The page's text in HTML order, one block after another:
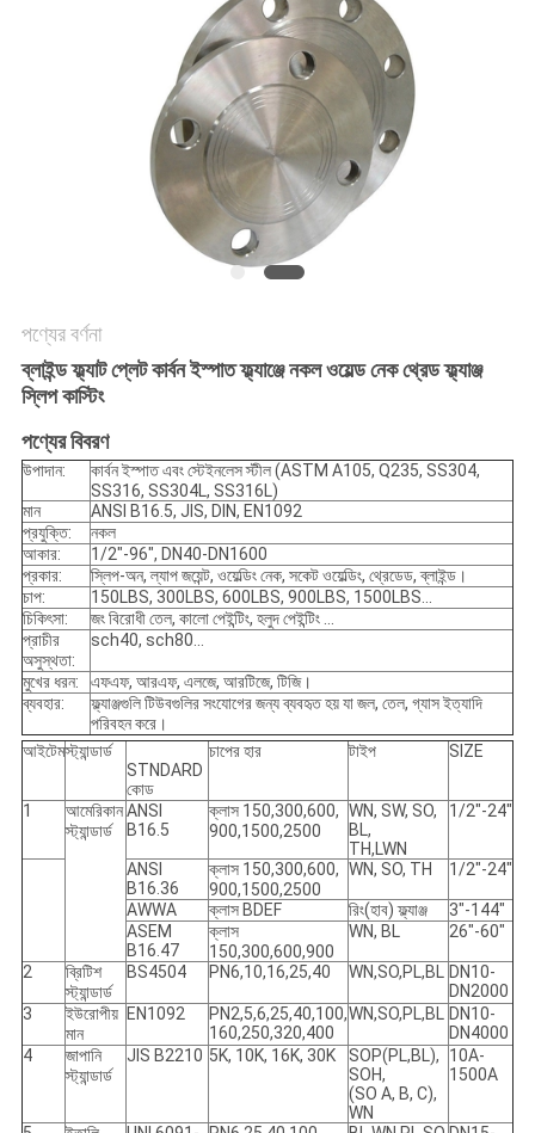
গোপনীয়তা
নীতি
পণ্যের বর্ণনা
ব্লাইন্ড ফ্ল্যাট প্লেট কার্বন ইস্পাত ফ্ল্যাঞ্জে নকল ওয়েল্ড নেক থ্রেড ফ্ল্যাঞ্জ
স্লিপ কাস্টিং
পণ্যের বিবরণ
উপাদান:
কার্বন ইস্পাত এবং স্টেইনলেস স্টীল (ASTM A105, Q235, SS304,
SS316, SS304L, SS316L)
মান
ANSI B16.5, JIS, DIN, EN1092
প্রযুক্তি:
নকল
আকার:
1/2"-96", DN40-DN1600
প্রকার:
স্লিপ-অন, ল্যাপ জয়েন্ট, ওয়েল্ডিং নেক, সকেট ওয়েল্ডিং, থ্রেডেড, ব্লাইন্ড।
চাপ:
150LBS, 300LBS, 600LBS, 900LBS, 1500LBS...
চিকিৎসা:
জং বিরোধী তেল, কালো পেইন্টিং, হলুদ পেইন্টিং ...
প্রাচীর
অসুস্থতা:
sch40, sch80...
মুখের ধরন:
এফএফ, আরএফ, এলজে, আরটিজে, টিজি।
ব্যবহার:
ফ্ল্যাঞ্জগুলি টিউবগুলির সংযোগের জন্য ব্যবহৃত হয় যা জল, তেল, গ্যাস ইত্যাদি
পরিবহন করে।
আইটেমস্ট্যান্ডার্ড
STNDARD
কোড
চাপের হার টাইপ SIZE
1
আমেরিকান
স্ট্যান্ডার্ড
ANSI
B16.5
ক্লাস 150,300,600,
900,1500,2500
WN, SW, SO,
BL,
TH,LWN
1/2"-24"
ANSI
B16.36
ক্লাস 150,300,600,
900,1500,2500
WN, SO, TH 1/2"-24"
AWWA ক্লাস BDEF রিং(হাব) ফ্ল্যাঞ্জ
3"-144"
ASEM
B16.47
ক্লাস
150,300,600,900
WN, BL 26"-60"
2
ব্রিটিশ
স্ট্যান্ডার্ড
BS4504 PN6,10,16,25,40 WN,SO,PL,BL DN10-
DN2000
3
ইউরোপীয়
মান
EN1092
PN2,5,6,25,40,100,
160,250,320,400
WN,SO,PL,BL DN10-
DN4000
4
জাপানি
স্ট্যান্ডার্ড
JIS B2210 5K, 10K, 16K, 30K
SOP(PL,BL),
SOH,
(SO A, B, C),
WN
10A-
1500A